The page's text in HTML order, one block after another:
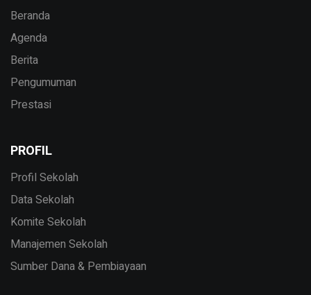
Beranda
Agenda
Berita
Pengumuman
Prestasi
PROFIL
Profil Sekolah
Data Sekolah
Komite Sekolah
Manajemen Sekolah
Sumber Dana & Pembiayaan